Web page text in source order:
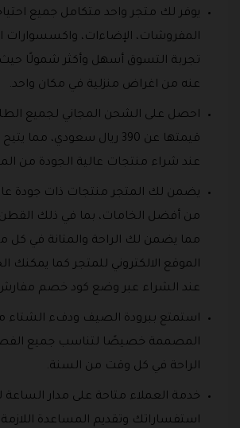
يوفر لك متجر واحد متكامل جميع
المفروشات، الإضاءات، واكسسوارات
تجربة التسوق أسهل وأكثر شمولًا
عنه من اغراض منزلية في مكان واحد.
احصل على الشحن المجاني لجميع
قيمتها عن 390 ريال سعودي،
عند شراء منتجات عالية الجودة من
يضمن لك المتجر منتجات ذات جودة
مما يضمن لك الراحة والمتانة في كل
الموقع الالكتروني للمتجر كما
عند الشراء عبر وضع كود خصم
استمتع ببرودة الصيف ودفء الشتاء
المصممة خصيصًا لتناسب جميع
الراحة في كل وقت من السنة.
خدمة العملاء متاحة على مدار الساعة
استفساراتك وتقديم المساعدة